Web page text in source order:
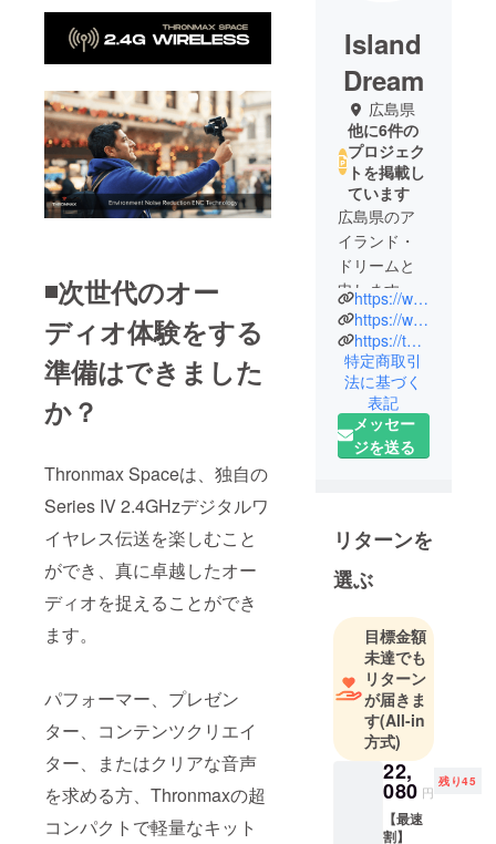
◾️次世代のオー
ディオ体験をする
準備はできました
か？
Thronmax Spaceは、独自の
Series IV 2.4GHzデジタルワ
イヤレス伝送を楽しむこと
ができ、真に卓越したオー
ディオを捉えることができ
ます。
パフォーマー、プレゼン
ター、コンテンツクリエイ
ター、またはクリアな音声
を求める方、Thronmaxの超
コンパクトで軽量なキット
Island
Dream
広島県
他に6件の
プロジェク
トを掲載し
ています
広島県のア
イランド・
ドリームと
申します。
主に海外
で、想いを
込めて作ら
れた製品
と、想いを
受け継いで
使っていた
皆様との架
け橋となる
よう日々努
す。
https://www.instagram.com/islanddreamjapan/
https://www.instagram.com/speras_p4pro/
https://twitter.com/circuitmess_jpn
特定商取引
法に基づく
表記
メッセー
ジを送る
リターンを
選ぶ
目標金額
未達でも
リターン
が届きま
す(All-in
方式)
22,
080 円
残り45
【最速
割】